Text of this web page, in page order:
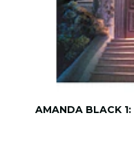
AMANDA BLACK 1: